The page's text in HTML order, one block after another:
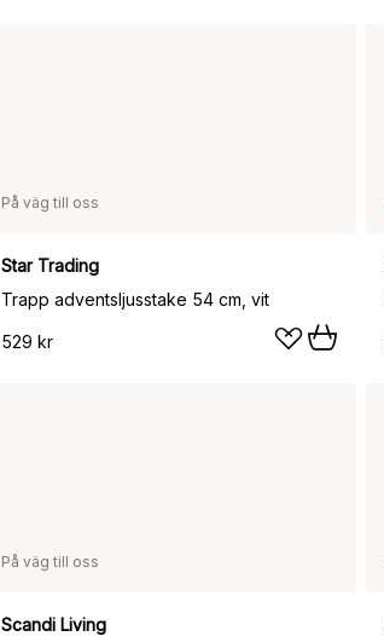
På väg till oss
Star Trading
Trapp adventsljusstake 54 cm, vit
529 kr
På väg till oss
Scandi Living